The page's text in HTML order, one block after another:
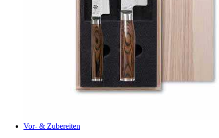
Vor- & Zubereiten